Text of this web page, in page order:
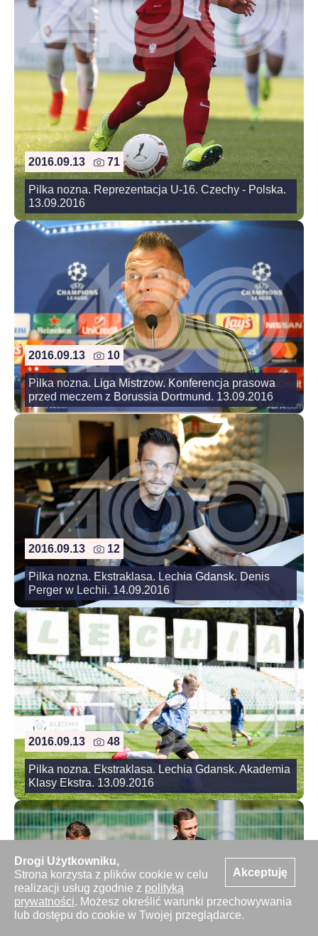
Akceptuję
Drogi Użytkowniku,
Strona korzysta z plików cookie w celu
realizacji usług zgodnie z polityką
prywatności. Możesz określić warunki przechowywania
lub dostępu do cookie w Twojej przeglądarce.
2016.09.13 71
Pilka nozna. Reprezentacja U-16. Czechy - Polska.
13.09.2016
2016.09.13 10
Pilka nozna. Liga Mistrzow. Konferencja prasowa
przed meczem z Borussia Dortmund. 13.09.2016
2016.09.13 12
Pilka nozna. Ekstraklasa. Lechia Gdansk. Denis
Perger w Lechii. 14.09.2016
2016.09.13 48
Pilka nozna. Ekstraklasa. Lechia Gdansk. Akademia
Klasy Ekstra. 13.09.2016